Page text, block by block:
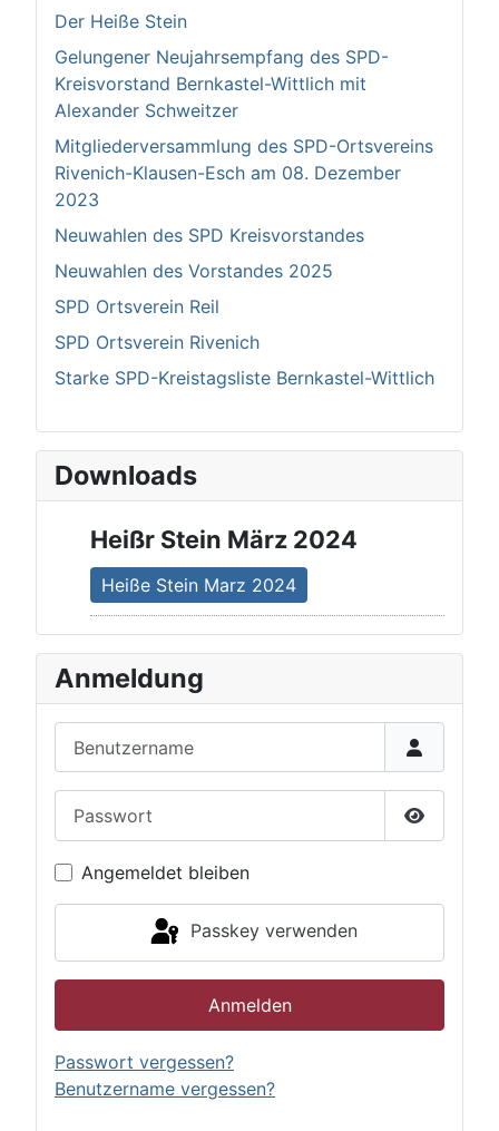
Der Heiße Stein
Gelungener Neujahrsempfang des SPD-
Kreisvorstand Bernkastel-Wittlich mit
Alexander Schweitzer
Mitgliederversammlung des SPD-Ortsvereins
Rivenich-Klausen-Esch am 08. Dezember
2023
Neuwahlen des SPD Kreisvorstandes
Neuwahlen des Vorstandes 2025
SPD Ortsverein Reil
SPD Ortsverein Rivenich
Starke SPD-Kreistagsliste Bernkastel-Wittlich
Downloads
Heißr Stein März 2024
Heiße Stein Marz 2024
Anmeldung
Passwort
Angemeldet bleiben
Passkey verwenden
Anmelden
Passwort vergessen?
Benutzername vergessen?